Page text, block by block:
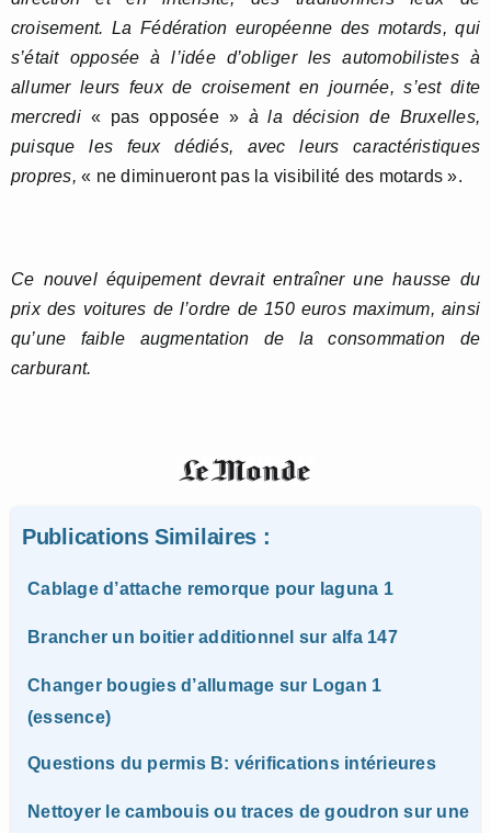
croisement. La Fédération européenne des motards, qui
s’était opposée à l’idée d’obliger les automobilistes à
allumer leurs feux de croisement en journée, s’est dite
mercredi« pas opposée » à la décision de Bruxelles,
puisque les feux dédiés, avec leurs caractéristiques
propres, « ne diminueront pas la visibilité des motards ».
Ce nouvel équipement devrait entraîner une hausse du
prix des voitures de l’ordre de 150 euros maximum, ainsi
qu’une faible augmentation de la consommation de
carburant.
Publications Similaires :
Cablage d’attache remorque pour laguna 1
Brancher un boitier additionnel sur alfa 147
Changer bougies d’allumage sur Logan 1
(essence)
Questions du permis B: vérifications intérieures
Nettoyer le cambouis ou traces de goudron sur une